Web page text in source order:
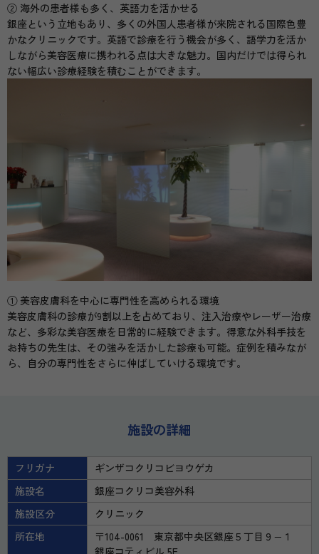
② 海外の患者様も多く、英語力を活かせる
銀座という立地もあり、多くの外国人患者様が来院される国際色豊
かなクリニックです。英語で診療を行う機会が多く、語学力を活か
しながら美容医療に携われる点は大きな魅力。国内だけでは得られ
ない幅広い診療経験を積むことができます。
① 美容皮膚科を中心に専門性を高められる環境
美容皮膚科の診療が9割以上を占めており、注入治療やレーザー治療
など、多彩な美容医療を日常的に経験できます。得意な外科手技を
お持ちの先生は、その強みを活かした診療も可能。症例を積みなが
ら、自分の専門性をさらに伸ばしていける環境です。
施設の詳細
フリガナ
ギンザコクリコビヨウゲカ
施設名
銀座コクリコ美容外科
施設区分
クリニック
所在地
〒104-0061 東京都中央区銀座５丁目９−１